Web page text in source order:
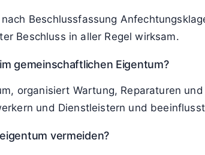
Beschlussfassung
Beschluss in aller Regel wirksam.
gemeinschaftlichen Eigentum?
organisiert Wartung, Reparaturen
und Dienstleistern und
vermeiden?